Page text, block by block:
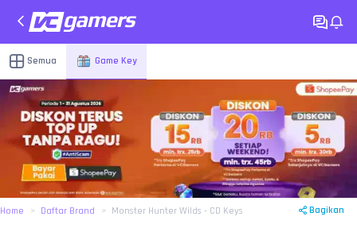
Semua Game Key
Home Daftar Brand Monster Hunter Wilds - CD Keys Bagikan